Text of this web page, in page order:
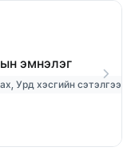
эмнэлэг
Урд хэсгийн сэтэлгээ